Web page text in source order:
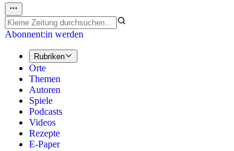
Abonnent:in werden
Rubriken
Orte
Themen
Autoren
Spiele
Podcasts
Videos
Rezepte
E-Paper